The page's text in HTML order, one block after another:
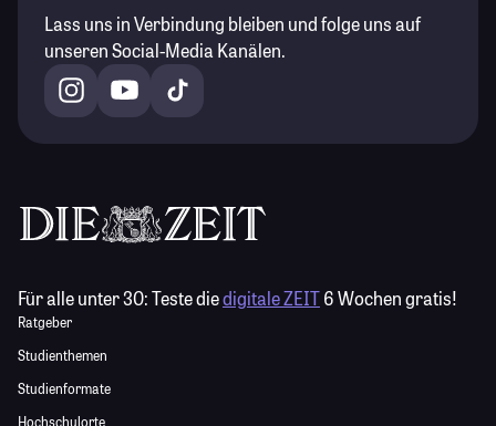
Lass uns in Verbindung bleiben und folge uns auf
unseren Social-Media Kanälen.
Für alle unter 30:Teste diedigitale ZEIT6 Wochen gratis!
Ratgeber
Studienthemen
Studienformate
Hochschulorte